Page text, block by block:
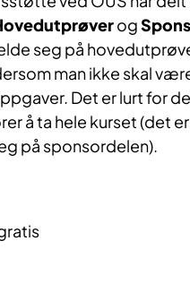
og
seg på
man ikke skal
Det er lurt for
å ta hele kurset (det
på sponsordelen).